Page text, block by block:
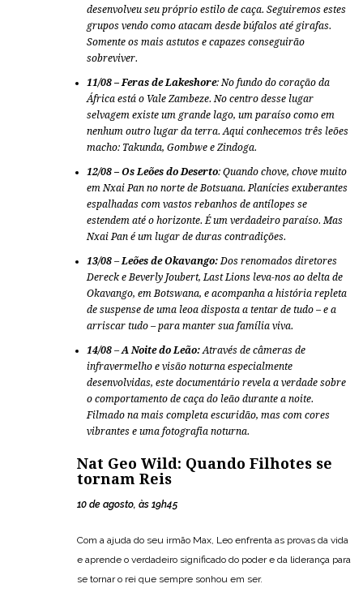
desenvolveu seu próprio estilo de caça. Seguiremos estes
grupos vendo como atacam desde búfalos até girafas.
Somente os mais astutos e capazes conseguirão
sobreviver.
11/08 – Feras de Lakeshore: No fundo do coração da
África está o Vale Zambeze. No centro desse lugar
selvagem existe um grande lago, um paraíso como em
nenhum outro lugar da terra. Aqui conhecemos três leões
macho: Takunda, Gombwe e Zindoga.
12/08 – Os Leões do Deserto: Quando chove, chove muito
em Nxai Pan no norte de Botsuana. Planícies exuberantes
espalhadas com vastos rebanhos de antílopes se
estendem até o horizonte. É um verdadeiro paraíso. Mas
Nxai Pan é um lugar de duras contradições.
13/08 –Leões de Okavango: Dos renomados diretores
Dereck e Beverly Joubert, Last Lions leva-nos ao delta de
Okavango, em Botswana, e acompanha a história repleta
de suspense de uma leoa disposta a tentar de tudo – e a
arriscar tudo – para manter sua família viva.
14/08 –A Noite do Leão: Através de câmeras de
infravermelho e visão noturna especialmente
desenvolvidas, este documentário revela a verdade sobre
o comportamento de caça do leão durante a noite.
Filmado na mais completa escuridão, mas com cores
vibrantes e uma fotografia noturna.
Nat Geo Wild: Quando Filhotes se
tornam Reis
10 de agosto, às 19h45
Com a ajuda do seu irmão Max, Leo enfrenta as provas da vida
e aprende o verdadeiro significado do poder e da liderança para
se tornar o rei que sempre sonhou em ser.